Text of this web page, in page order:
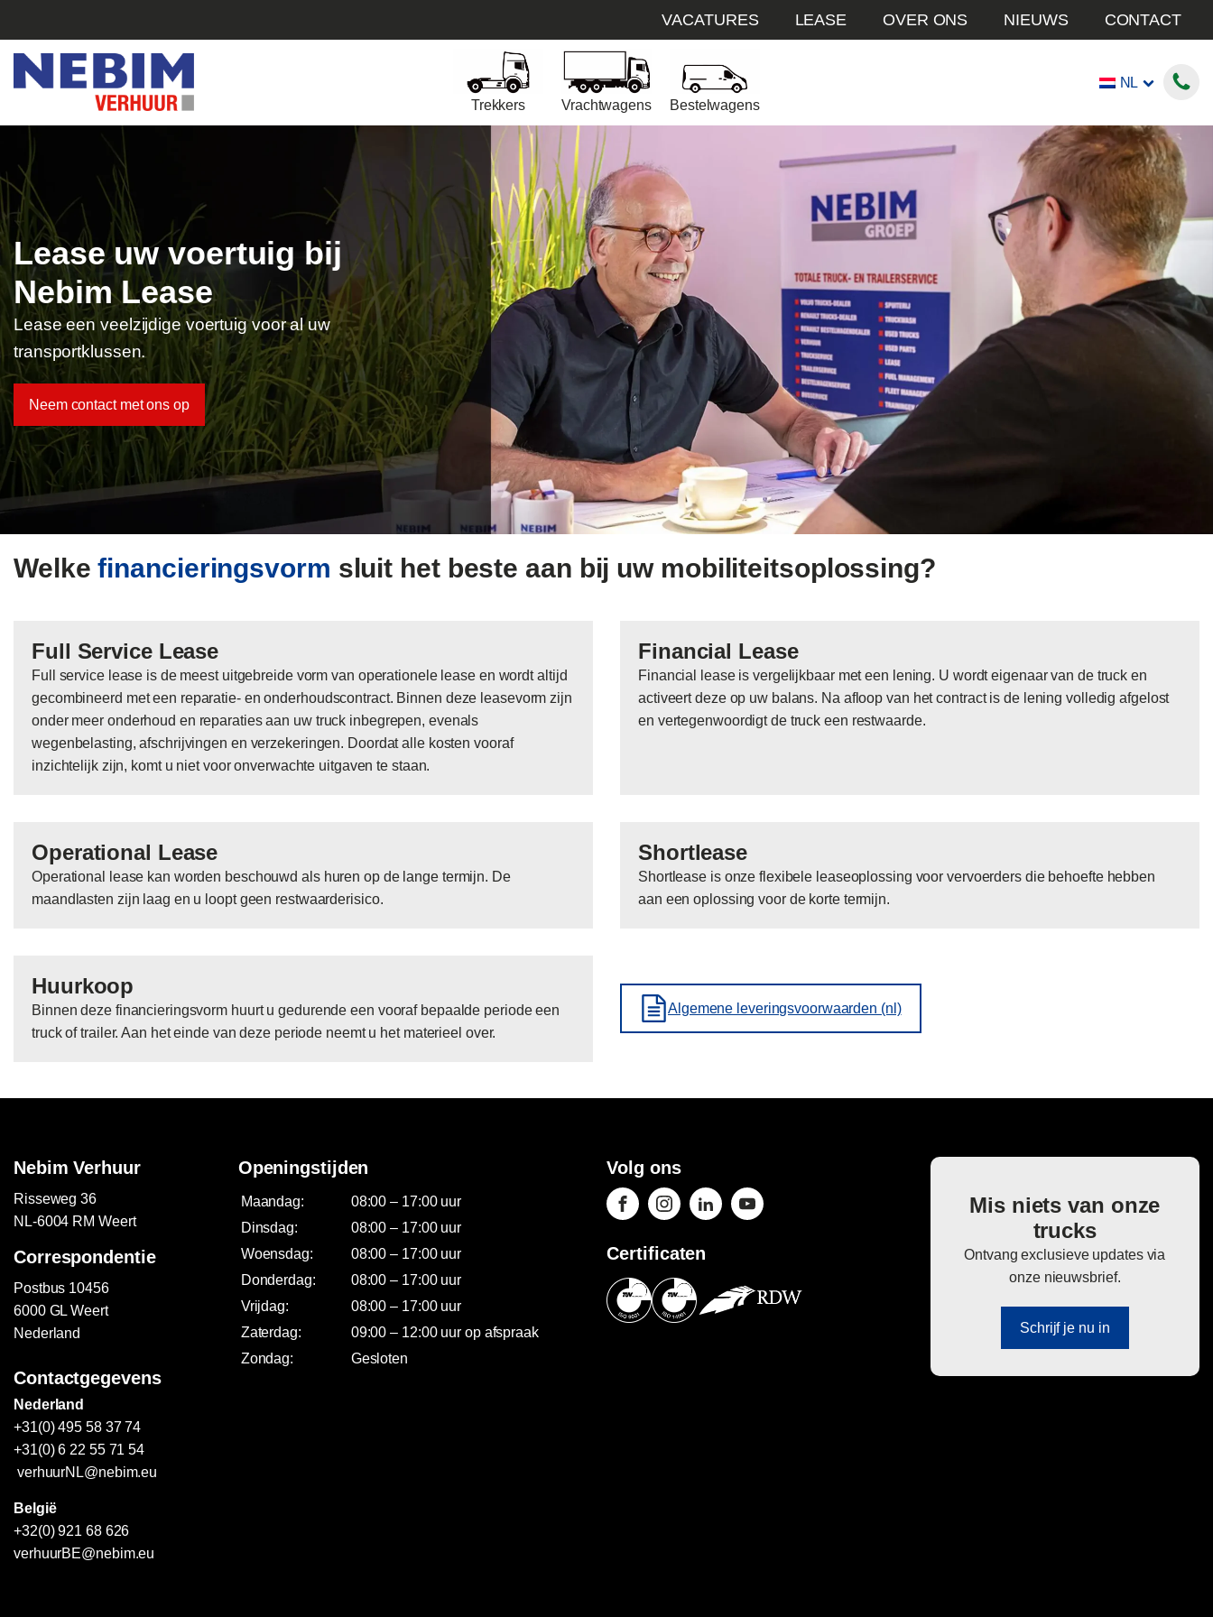
VACATURES LEASE OVER ONS NIEUWS CONTACT
Trekkers Vrachtwagens Bestelwagens
NL
Lease uw voertuig bij
Nebim Lease
Lease een veelzijdige voertuig voor al uw
transportklussen.
Neem contact met ons op
Welkefinancieringsvorm sluit het beste aan bij uw mobiliteitsoplossing?
Full Service Lease
Full service lease is de meest uitgebreide vorm van operationele lease en wordt altijd
gecombineerd met een reparatie- en onderhoudscontract. Binnen deze leasevorm zijn
onder meer onderhoud en reparaties aan uw truck inbegrepen, evenals
wegenbelasting, afschrijvingen en verzekeringen. Doordat alle kosten vooraf
inzichtelijk zijn, komt u niet voor onverwachte uitgaven te staan.
Financial Lease
Financial lease is vergelijkbaar met een lening. U wordt eigenaar van de truck en
activeert deze op uw balans. Na afloop van het contract is de lening volledig afgelost
en vertegenwoordigt de truck een restwaarde.
Operational Lease
Operational lease kan worden beschouwd als huren op de lange termijn. De
maandlasten zijn laag en u loopt geen restwaarderisico.
Shortlease
Shortlease is onze flexibele leaseoplossing voor vervoerders die behoefte hebben
aan een oplossing voor de korte termijn.
Huurkoop
Binnen deze financieringsvorm huurt u gedurende een vooraf bepaalde periode een
truck of trailer. Aan het einde van deze periode neemt u het materieel over.
Algemene leveringsvoorwaarden (nl)
Nebim Verhuur
Risseweg 36
NL-6004 RM Weert
Correspondentie
Postbus 10456
6000 GL Weert
Nederland
Contactgegevens
Nederland
+31(0) 495 58 37 74
+31(0) 6 22 55 71 54
verhuurNL@nebim.eu
België
+32(0) 921 68 626
verhuurBE@nebim.eu
Openingstijden
Maandag:
08:00 – 17:00 uur
Dinsdag:
08:00 – 17:00 uur
Woensdag:
08:00 – 17:00 uur
Donderdag:
08:00 – 17:00 uur
Vrijdag:
08:00 – 17:00 uur
Zaterdag:
09:00 – 12:00 uur op afspraak
Zondag:
Gesloten
Volg ons
Certificaten
Mis niets van onze
trucks
Ontvang exclusieve updates via
onze nieuwsbrief.
Schrijf je nu in